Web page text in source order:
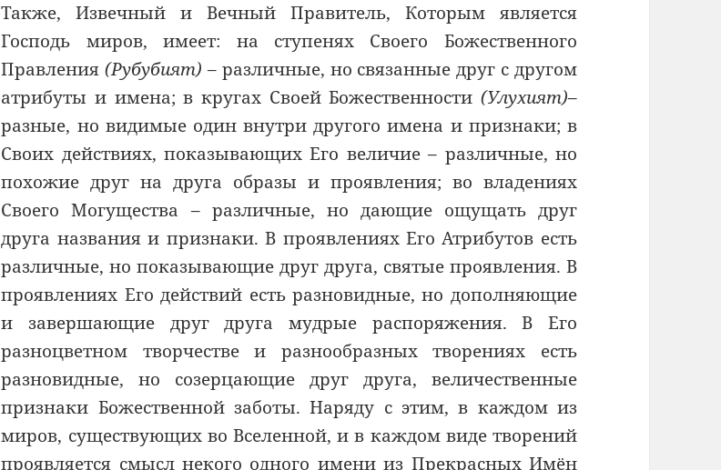
Также, Извечный и Вечный Правитель, Которым является
Господь миров, имеет: на ступенях Своего Божественного
Правления(Рубубият) – различные, но связанные друг с другом
атрибуты и имена; в кругах Своей Божественности (Улухият)–
разные, но видимые один внутри другого имена и признаки; в
Своих действиях, показывающих Его величие – различные, но
похожие друг на друга образы и проявления; во владениях
Своего Могущества – различные, но дающие ощущать друг
друга названия и признаки. В проявлениях Его Атрибутов есть
различные, но показывающие друг друга, святые проявления. В
проявлениях Его действий есть разновидные, но дополняющие
и завершающие друг друга мудрые распоряжения. В Его
разноцветном творчестве и разнообразных творениях есть
разновидные, но созерцающие друг друга, величественные
признаки Божественной заботы. Наряду с этим, в каждом из
миров, существующих во Вселенной, и в каждом виде творений
проявляется смысл некого одного имени из Прекрасных Имён